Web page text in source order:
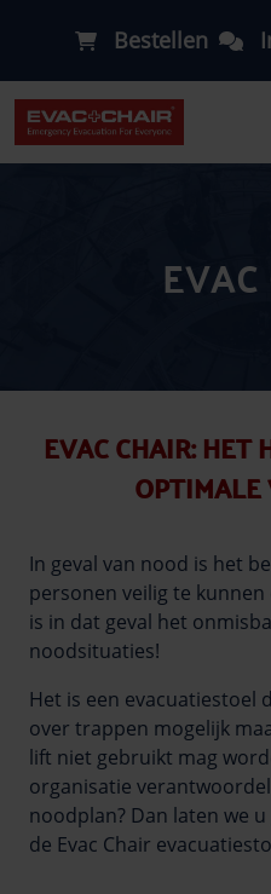
Bestellen
EVAC CHAIR: HET
In geval van nood is het
personen veilig te kunnen
is in dat geval het
noodsituaties!
Het is een
over trappen mogelijk
lift niet gebruikt mag
organisatie
noodplan? Dan laten we
de Evac Chair